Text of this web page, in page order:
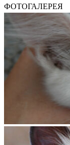
ФОТОГАЛЕРЕЯ